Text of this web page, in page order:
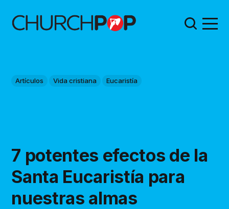
Artículos Vida cristiana Eucaristía
7 potentes efectos de la
Santa Eucaristía para
nuestras almas